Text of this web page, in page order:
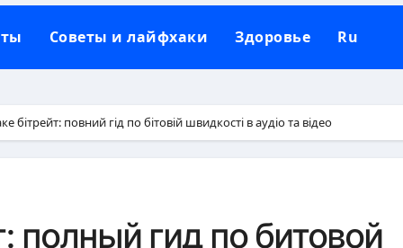
взгляд на природу зла в человеке
от негатива: полный практический гайд
механизм психики и тела
лица, региональные различия и этническая
Советы и лайфхаки Здоровье Ru
бітрейт: повний гід по бітовій швидкості в аудіо та відео
полный гид по битовой